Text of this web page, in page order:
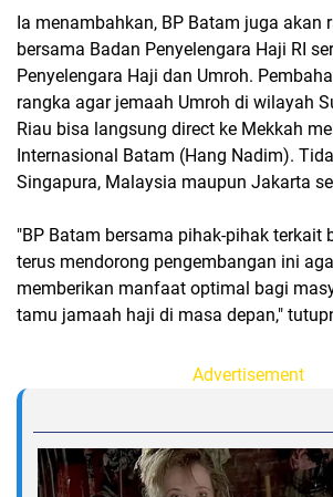
Ia menambahkan, BP Batam juga akan
bersama Badan Penyelengara Haji RI
Penyelengara Haji dan Umroh.
rangka agar jemaah Umroh di wilayah
Riau bisa langsung direct ke Mekkah
Internasional Batam (Hang Nadim).
Singapura, Malaysia maupun Jakarta
"BP Batam bersama pihak-pihak terkait
terus mendorong pengembangan ini
memberikan manfaat optimal bagi
tamu jamaah haji di masa depan,"
Advertisement